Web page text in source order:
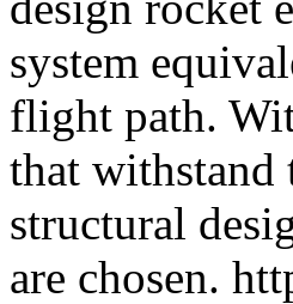
system
flight path.
that withstand
structural
are chosen.